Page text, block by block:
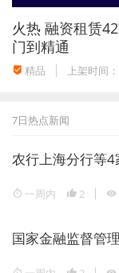
随着用户对服务
的不断深入，银
摊薄，迫使银行
变。
4、新技术
银行物理网点是
是5G时代，“万
火热 融资租赁
门到精通
精品 上架时间
7日热点新闻
一周内 2